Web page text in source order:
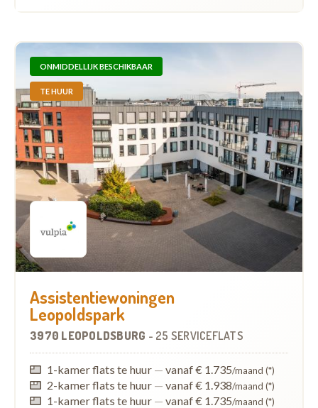
ONMIDDELLIJK BESCHIKBAAR
TE HUUR
Assistentiewoningen
Leopoldspark
3970 LEOPOLDSBURG - 25 SERVICEFLATS
1-kamer flats te huur — vanaf € 1.735/maand (*)
2-kamer flats te huur — vanaf € 1.938/maand (*)
1-kamer flats te huur — vanaf € 1.735/maand (*)